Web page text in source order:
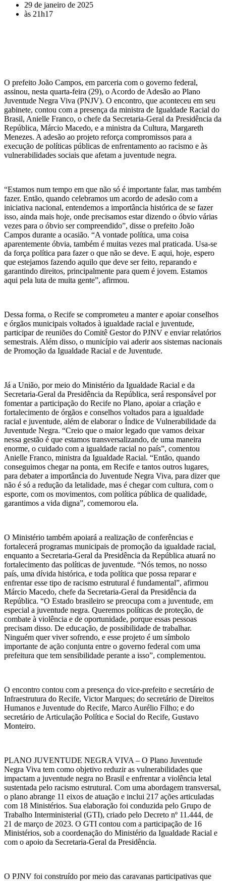
29 de janeiro de 2025
às 21h17
O prefeito João Campos, em parceria com o governo federal,
assinou, nesta quarta-feira (29), o Acordo de Adesão ao Plano
Juventude Negra Viva (PNJV). O encontro, que aconteceu em seu
gabinete, contou com a presença da ministra de Igualdade Racial do
Brasil, Anielle Franco, o chefe da Secretaria-Geral da Presidência da
República, Márcio Macedo, e a ministra da Cultura, Margareth
Menezes. A adesão ao projeto reforça compromissos para a
execução de políticas públicas de enfrentamento ao racismo e às
vulnerabilidades sociais que afetam a juventude negra.
“Estamos num tempo em que não só é importante falar, mas também
fazer. Então, quando celebramos um acordo de adesão com a
iniciativa nacional, entendemos a importância histórica de se fazer
isso, ainda mais hoje, onde precisamos estar dizendo o óbvio várias
vezes para o óbvio ser compreendido”, disse o prefeito João
Campos durante a ocasião. “A vontade política, uma coisa
aparentemente óbvia, também é muitas vezes mal praticada. Usa-se
da força política para fazer o que não se deve. E aqui, hoje, espero
que estejamos fazendo aquilo que deve ser feito, reparando e
garantindo direitos, principalmente para quem é jovem. Estamos
aqui pela luta de muita gente”, afirmou.
Dessa forma, o Recife se comprometeu a manter e apoiar conselhos
e órgãos municipais voltados à igualdade racial e juventude,
participar de reuniões do Comitê Gestor do PJNV e enviar relatórios
semestrais. Além disso, o município vai aderir aos sistemas nacionais
de Promoção da Igualdade Racial e de Juventude.
Já a União, por meio do Ministério da Igualdade Racial e da
Secretaria-Geral da Presidência da República, será responsável por
fomentar a participação do Recife no Plano, apoiar a criação e
fortalecimento de órgãos e conselhos voltados para a igualdade
racial e juventude, além de elaborar o Índice de Vulnerabilidade da
Juventude Negra. “Creio que o maior legado que vamos deixar
nessa gestão é que estamos transversalizando, de uma maneira
enorme, o cuidado com a igualdade racial no país”, comentou
Anielle Franco, ministra da Igualdade Racial. “Então, quando
conseguimos chegar na ponta, em Recife e tantos outros lugares,
para debater a importância do Juventude Negra Viva, para dizer que
não é só a redução da letalidade, mas é chegar com cultura, com o
esporte, com os movimentos, com política pública de qualidade,
garantimos a vida digna”, comemorou ela.
O Ministério também apoiará a realização de conferências e
fortalecerá programas municipais de promoção da igualdade racial,
enquanto a Secretaria-Geral da Presidência da República atuará no
fortalecimento das políticas de juventude. “Nós temos, no nosso
país, uma dívida histórica, e toda política que possa reparar e
enfrentar esse tipo de racismo estrutural é fundamental”, afirmou
Márcio Macedo, chefe da Secretaria-Geral da Presidência da
República. “O Estado brasileiro se preocupa com a juventude, em
especial a juventude negra. Queremos políticas de proteção, de
combate à violência e de oportunidade, porque essas pessoas
precisam disso. De educação, de possibilidade de trabalhar.
Ninguém quer viver sofrendo, e esse projeto é um símbolo
importante de ação conjunta entre o governo federal com uma
prefeitura que tem sensibilidade perante a isso”, complementou.
O encontro contou com a presença do vice-prefeito e secretário de
Infraestrutura do Recife, Victor Marques; do secretário de Direitos
Humanos e Juventude do Recife, Marco Aurélio Filho; e do
secretário de Articulação Política e Social do Recife, Gustavo
Monteiro.
PLANO JUVENTUDE NEGRA VIVA – O Plano Juventude
Negra Viva tem como objetivo reduzir as vulnerabilidades que
impactam a juventude negra no Brasil e enfrentar a violência letal
sustentada pelo racismo estrutural. Com uma abordagem transversal,
o plano abrange 11 eixos de atuação e inclui 217 ações articuladas
com 18 Ministérios. Sua elaboração foi conduzida pelo Grupo de
Trabalho Interministerial (GTI), criado pelo Decreto nº 11.444, de
21 de março de 2023. O GTI contou com a participação de 16
Ministérios, sob a coordenação do Ministério da Igualdade Racial e
com o apoio da Secretaria-Geral da Presidência.
O PJNV foi construído por meio das caravanas participativas que